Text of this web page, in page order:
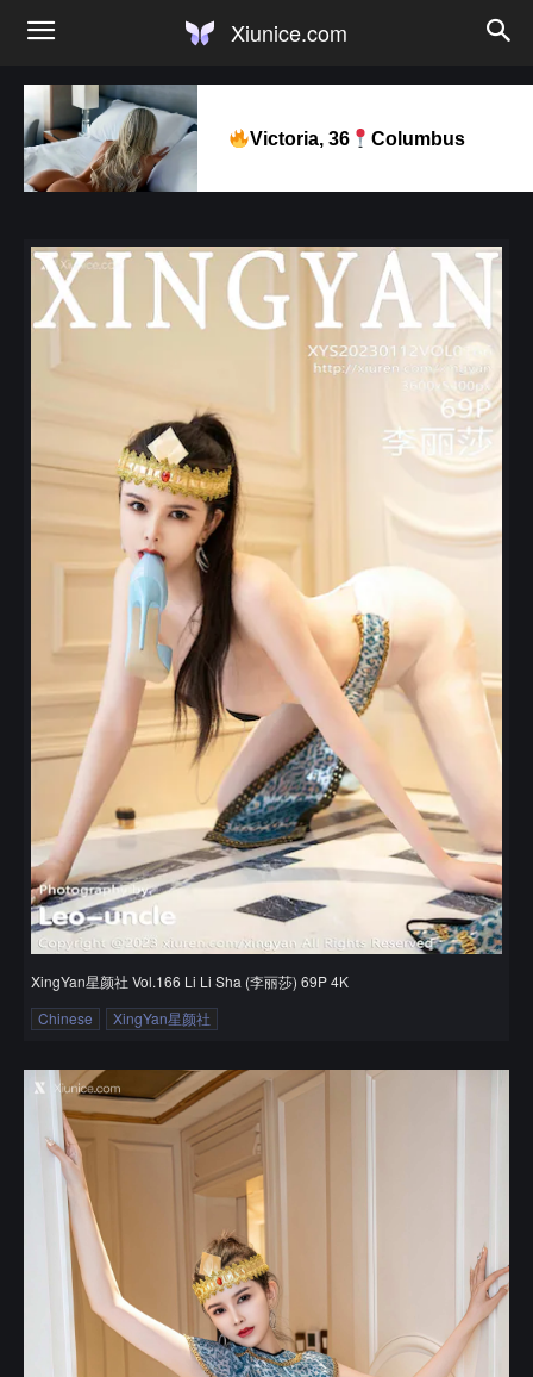
Xiunice.com
Victoria, 36 Columbus
XingYan星颜社 Vol.166 Li Li Sha (李丽莎) 69P 4K
Chinese
XingYan星颜社